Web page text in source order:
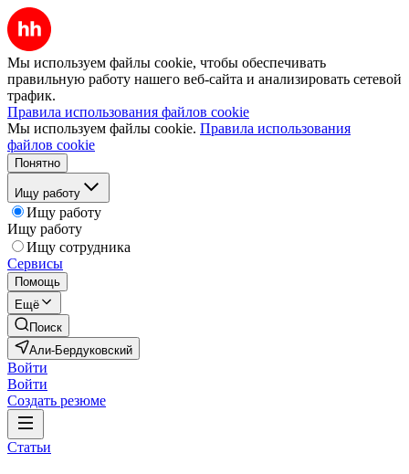
Мы используем файлы cookie, чтобы обеспечивать
правильную работу нашего веб-сайта и анализировать сетевой
трафик.
Правила использования файлов cookie
Мы используем файлы cookie. Правила использования
файлов cookie
Понятно
Ищу работу
Ищу работу
Ищу работу
Ищу сотрудника
Сервисы
Помощь
Ещё
Поиск
Али-Бердуковский
Войти
Войти
Создать резюме
Статьи